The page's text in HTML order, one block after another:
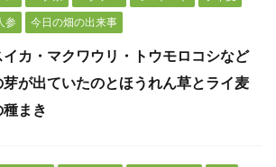
参
今日の畑の出来事
イカ・マクワウリ・トウモロコシなど
芽が出ていたのとほうれん草とライ麦
種まき